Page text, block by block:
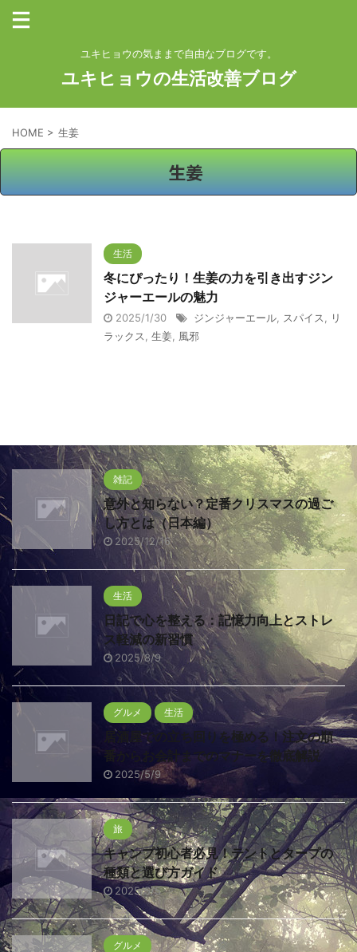
ユキヒョウの気ままで自由なブログです。
ユキヒョウの生活改善ブログ
HOME > 生姜
生姜
生活
冬にぴったり！生姜の力を引き出すジン
ジャーエールの魅力
2025/1/30 ジンジャーエール スパイス
リ
ラックス
生姜 風邪
雑記
意外と知らない？定番クリスマスの過ご
し方とは（日本編）
2025/12/16
生活
日記で心を整える：記憶力向上とストレ
ス軽減の新習慣
2025/8/9
グルメ 生活
居酒屋での立ち回りを極める！注文の順
番からお会計までのマナーを徹底解説
2025/5/9
旅
キャンプ初心者必見！テントとタープの
種類と選び方ガイド
2025/5/5
グルメ